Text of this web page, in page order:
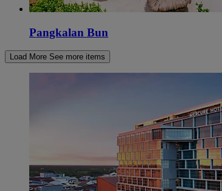
Pangkalan Bun
Load More See more items